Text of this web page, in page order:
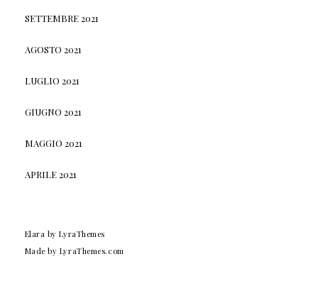
SETTEMBRE 2021
AGOSTO 2021
LUGLIO 2021
GIUGNO 2021
MAGGIO 2021
APRILE 2021
Elara by LyraThemes
Made by LyraThemes.com